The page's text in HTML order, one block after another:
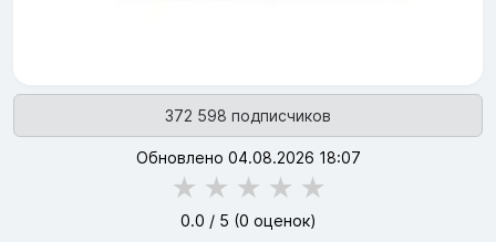
372 598 подписчиков
Обновлено 04.08.2026 18:07
★ ★ ★ ★ ★
0.0 / 5 (0 оценок)